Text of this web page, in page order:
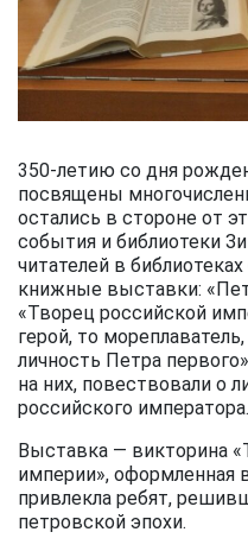
350-летию со дня
посвящены
остались в стороне от
события и библиотеки
читателей в
книжные выставки:
«Творец российской
герой, то
личность Петра
на них, повествовали о
российского императора.
Выставка — викторина
империи», оформленная
привлекла ребят,
петровской эпохи.